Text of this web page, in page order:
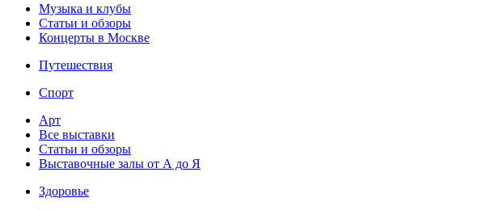
Музыка и клубы
Статьи и обзоры
Концерты в Москве
Путешествия
Спорт
Арт
Все выставки
Статьи и обзоры
Выставочные залы от А до Я
Здоровье